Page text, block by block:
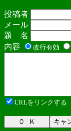
投稿者
メール
題 名
内容
改行有効
URLをリンクする